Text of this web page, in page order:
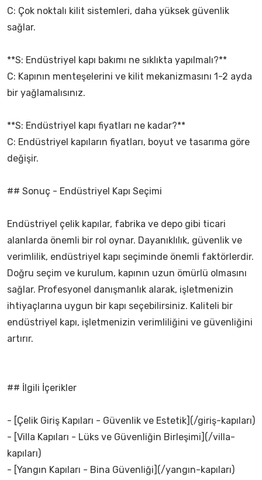
C: Çok noktalı kilit sistemleri, daha yüksek güvenlik
sağlar.
**S: Endüstriyel kapı bakımı ne sıklıkta yapılmalı?**
C: Kapının menteşelerini ve kilit mekanizmasını 1-2 ayda
bir yağlamalısınız.
**S: Endüstriyel kapı fiyatları ne kadar?**
C: Endüstriyel kapıların fiyatları, boyut ve tasarıma göre
değişir.
## Sonuç - Endüstriyel Kapı Seçimi
Endüstriyel çelik kapılar, fabrika ve depo gibi ticari
alanlarda önemli bir rol oynar. Dayanıklılık, güvenlik ve
verimlilik, endüstriyel kapı seçiminde önemli faktörlerdir.
Doğru seçim ve kurulum, kapının uzun ömürlü olmasını
sağlar. Profesyonel danışmanlık alarak, işletmenizin
ihtiyaçlarına uygun bir kapı seçebilirsiniz. Kaliteli bir
endüstriyel kapı, işletmenizin verimliliğini ve güvenliğini
artırır.
## İlgili İçerikler
- [Çelik Giriş Kapıları - Güvenlik ve Estetik](/giriş-kapıları)
- [Villa Kapıları - Lüks ve Güvenliğin Birleşimi](/villa-
kapıları)
- [Yangın Kapıları - Bina Güvenliği](/yangın-kapıları)